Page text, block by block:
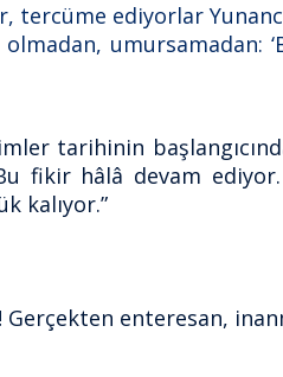
tercüme ediyorlar
umursamadan:
tarihinin
fikir hâlâ devam
kalıyor.”
enteresan,